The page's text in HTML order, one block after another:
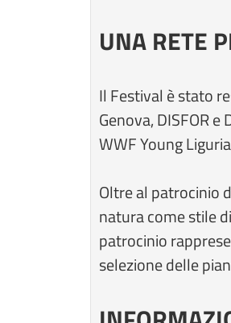
UNA RETE
Il Festival è stato
Genova, DISFOR
WWF Young
Oltre al patrocinio
natura come stile
patrocinio
selezione delle